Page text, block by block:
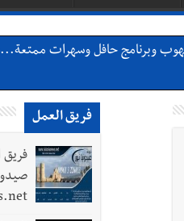
: لبنان يحتاج الى مسارات وطنية
فريق العمل
فريق